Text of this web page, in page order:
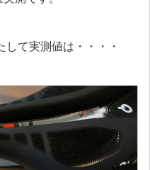
て実測値は・・・・